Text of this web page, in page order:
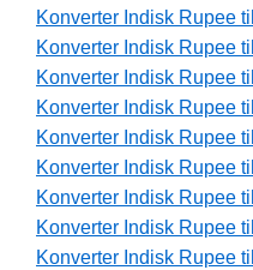
Konverter Indisk Rupee
Konverter Indisk Rupee
Konverter Indisk Rupee
Konverter Indisk Rupee
Konverter Indisk Rupee
Konverter Indisk Rupee
Konverter Indisk Rupee
Konverter Indisk Rupee
Konverter Indisk Rupee